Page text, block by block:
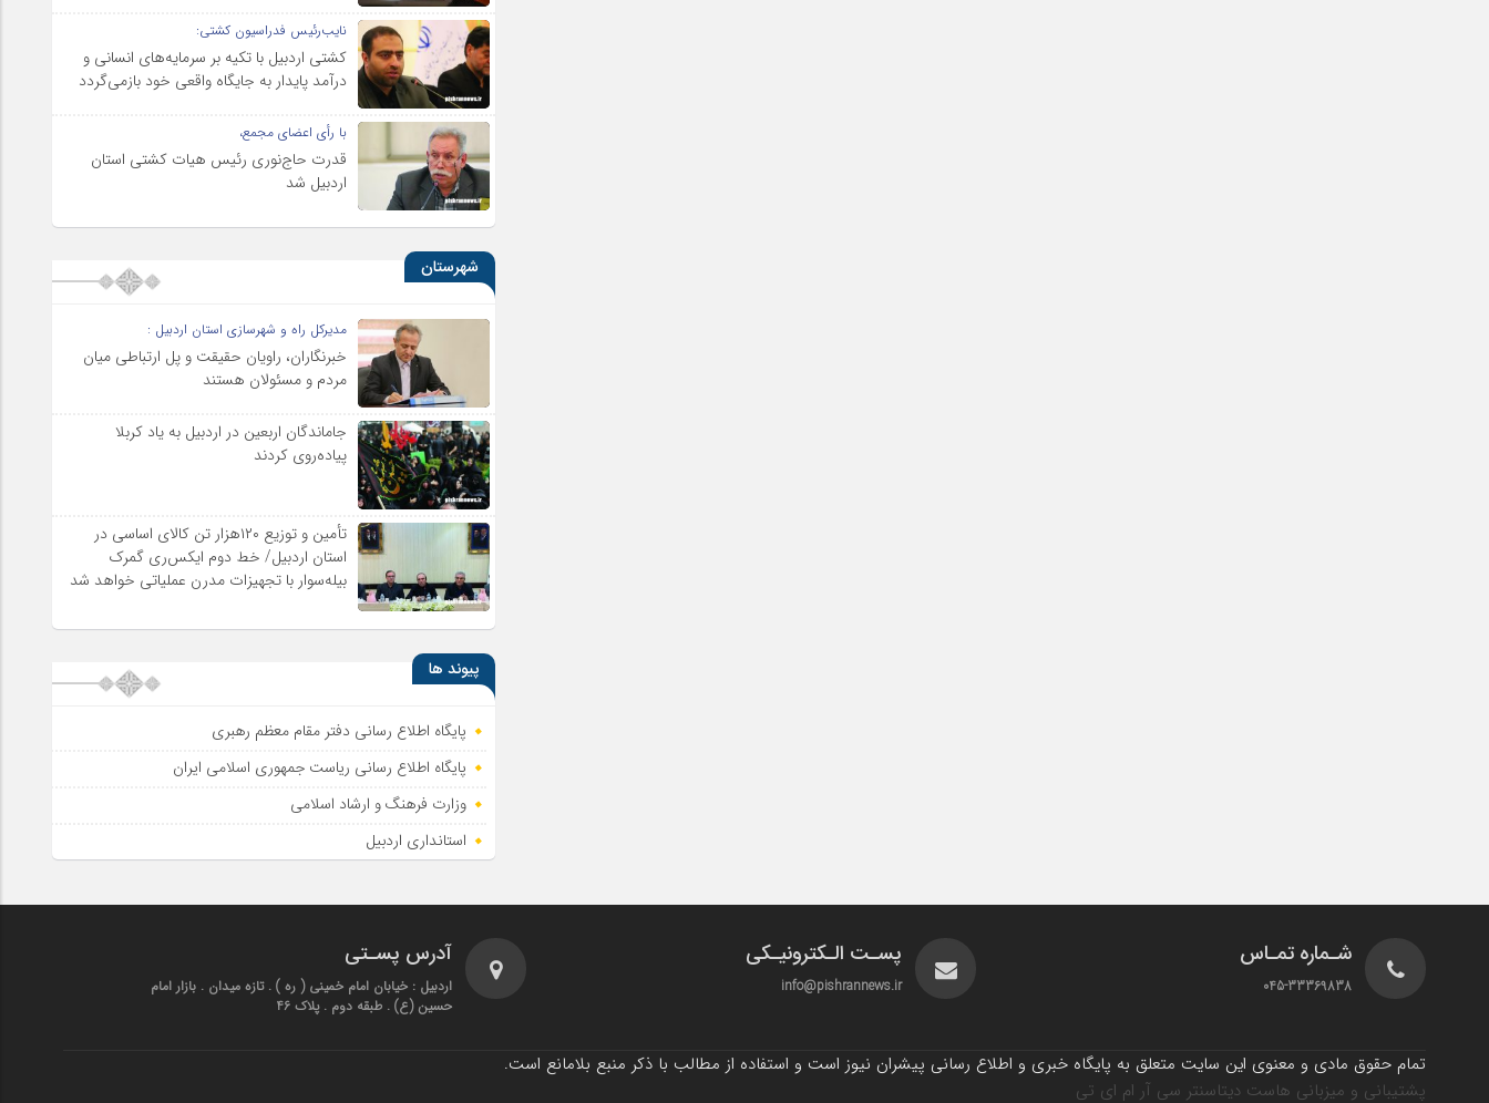
نایب‌رئیس فدراسیون کشتی:
کشتی اردبیل با تکیه بر سرمایه‌های انسانی و
درآمد پایدار به جایگاه واقعی خود بازمی‌گردد
با رأی اعضای مجمع،
قدرت حاج‌نوری رئیس هیات کشتی استان
اردبیل شد
شهرستان
مدیرکل راه و شهرسازی استان اردبیل :
خبرنگاران، راویان حقیقت و پل ارتباطی میان
مردم و مسئولان هستند
جاماندگان اربعین در اردبیل به یاد کربلا
پیاده‌روی کردند
تأمین و توزیع ۱۲۰هزار تن کالای اساسی در
استان اردبیل/ خط دوم ایکس‌ری گمرک
بیله‌سوار با تجهیزات مدرن عملیاتی خواهد شد
پیوند ها
پایگاه اطلاع رسانی دفتر مقام معظم رهبری
پایگاه اطلاع‌ رسانی ریاست‌ جمهوری اسلامی ایران
وزارت فرهنگ و ارشاد اسلامی
استانداری اردبیل
شـماره تمـاس
045-33369838
پسـت الـکترونیـکی
info@pishrannews.ir
آدرس پسـتی
اردبیل : خیابان امام خمینی ( ره ) . تازه میدان . بازار امام
حسین (ع) . طبقه دوم . پلاک 46
تمام حقوق مادی و معنوی این سایت متعلق به پایگاه خبری و اطلاع رسانی پیشران نیوز است و استفاده از مطالب با ذکر منبع بلامانع است.
پشتیبانی و میزبانی هاست دیتاسنتر سی آر ام ای تی